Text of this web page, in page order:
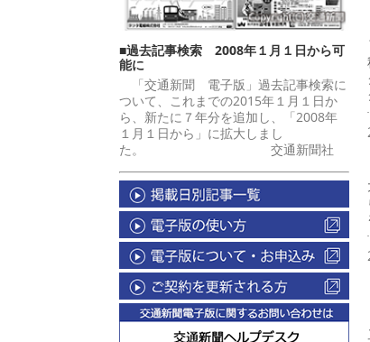
■過去記事検索 2008年１月１日から可
能に
「交通新聞 電子版」過去記事検索に
ついて、これまでの2015年１月１日か
ら、新たに７年分を追加し、「2008年
１月１日から」に拡大しまし
た。 交通新聞社